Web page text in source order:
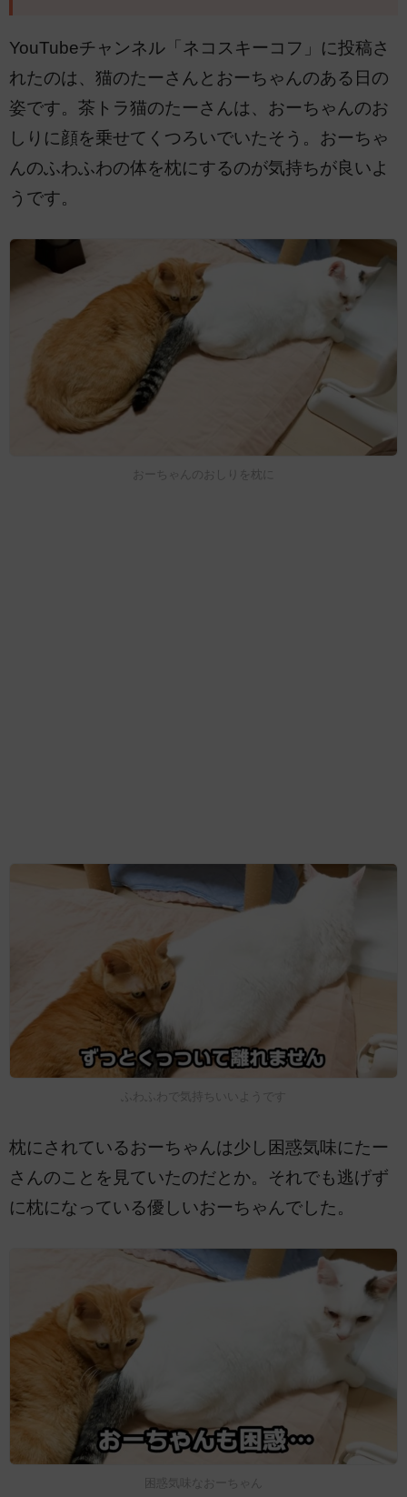
YouTubeチャンネル「ネコスキーコフ」に投稿さ
れたのは、猫のたーさんとおーちゃんのある日の
姿です。茶トラ猫のたーさんは、おーちゃんのお
しりに顔を乗せてくつろいでいたそう。おーちゃ
んのふわふわの体を枕にするのが気持ちが良いよ
うです。
おーちゃんのおしりを枕に
ふわふわで気持ちいいようです
枕にされているおーちゃんは少し困惑気味にたー
さんのことを見ていたのだとか。それでも逃げず
に枕になっている優しいおーちゃんでした。
困惑気味なおーちゃん